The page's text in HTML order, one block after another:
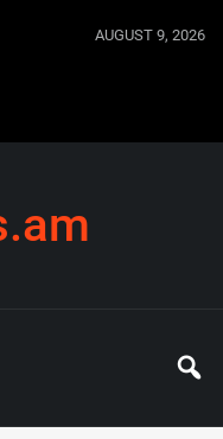
AUGUST 9, 2026